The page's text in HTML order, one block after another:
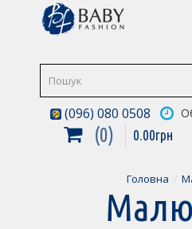
(096) 080 0508
0 0.00грн
Головна